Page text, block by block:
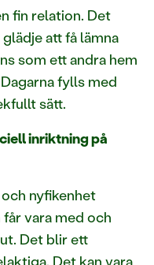
fin relation. Det
att få lämna
som ett andra hem
fylls med
sätt.
inriktning på
nyfikenhet
vara med och
Det blir ett
Det kan vara